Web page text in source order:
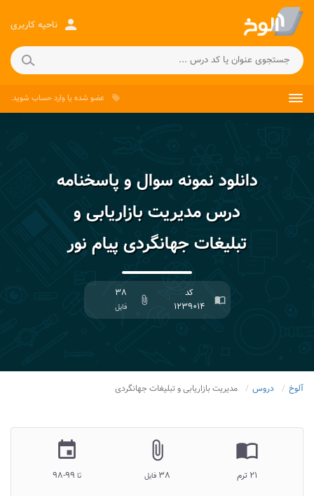
person ناحیه کاربری
local_offer عضو شده یاوارد حساب شوید.
دانلود نمونه سوال و پاسخنامه
درس مدیریت بازاریابی و
تبلیغات جهانگردی پیام نور
import_contacts
کد
۱۲۳۹۰۱۴
attach_file
۳۸
فایل
آلوخ دروس مدیریت بازاریابی و تبلیغات جهانگردی
import_contacts
۲۱ ترم
attach_file
۳۸ فایل
insert_invitation
تا